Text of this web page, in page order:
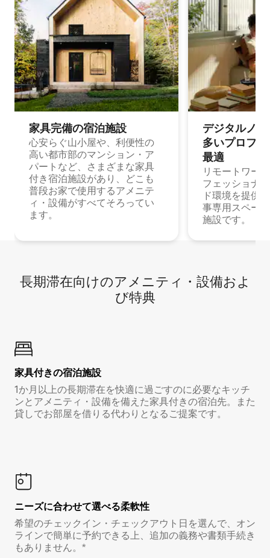
家具完備の宿⁠泊⁠施⁠設
心安らぐ山小屋や、利便性の
高い都市部のマンション・ア
パートなど、さまざまな家具
付き宿泊施設があり、どこも
普段お家で使用するアメニテ
ィ・設備がすべてそろってい
ます。
デジタルノ
多⁠いプ⁠ロ⁠フ⁠
最⁠適
リモートワー
フェッショナ
ド環境を提供
事専用スペー
施設です。
長期滞在向け⁠のア⁠メ⁠ニ⁠テ⁠ィ⁠・設⁠備⁠およ
び特⁠典
家具付き⁠の宿⁠泊⁠施⁠設
1か月以上の長期滞在を快適に過ごすのに必要なキッチ
ンとアメニティ・設備を備えた家具付きの宿泊先。また
貸しでお部屋を借りる代わりとなるご提案です。
ニーズに合わせて選べる柔軟性
希望のチェックイン・チェックアウト日を選んで、オン
ラインで簡単に予約できる上、追加の義務や書類手続き
もありません。*